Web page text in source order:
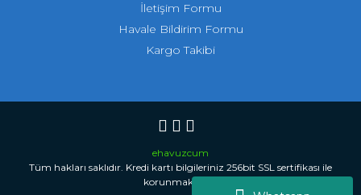
İletişim Formu
Havale Bildirim Formu
Kargo Takibi
ehavuzcum
Tüm hakları saklıdır. Kredi kartı bilgileriniz 256bit SSL sertifikası ile
korunmaktadır.